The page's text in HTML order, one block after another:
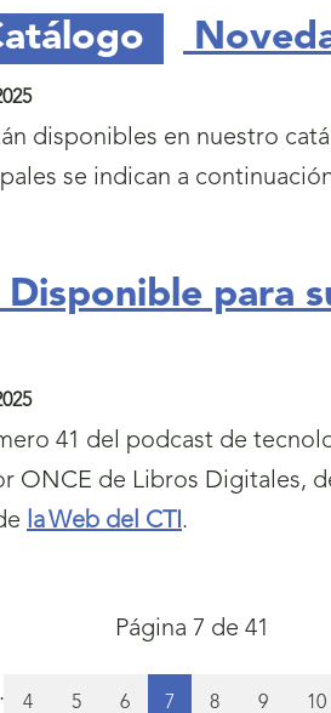
disponibles en nuestro
se indican a
Disponible para
41 del podcast de
ONCE de Libros Digitales,
la Web del CTI .
Página 7 de 41
Página
4 Página
5 Página
6 Página
7 Página
8 Página
9 10